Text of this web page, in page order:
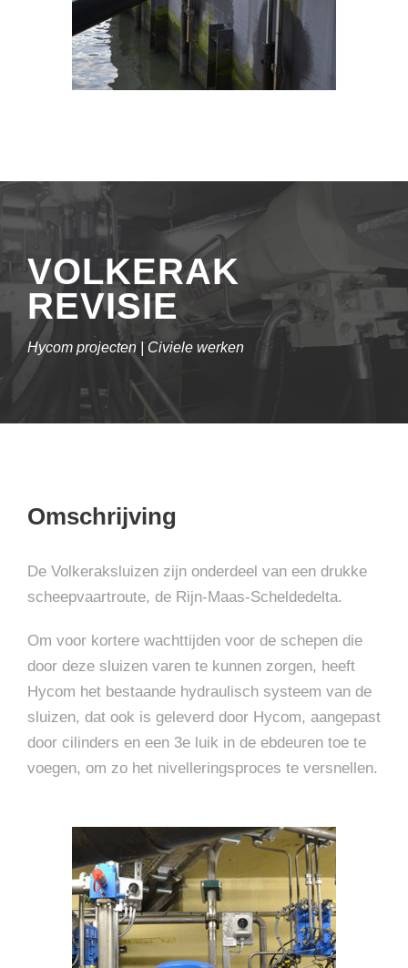
VOLKERAK
REVISIE
Hycom projecten | Civiele werken
Omschrijving
De Volkeraksluizen zijn onderdeel van een drukke
scheepvaartroute, de Rijn-Maas-Scheldedelta.
Om voor kortere wachttijden voor de schepen die
door deze sluizen varen te kunnen zorgen, heeft
Hycom het bestaande hydraulisch systeem van de
sluizen, dat ook is geleverd door Hycom, aangepast
door cilinders en een 3e luik in de ebdeuren toe te
voegen, om zo het nivelleringsproces te versnellen.